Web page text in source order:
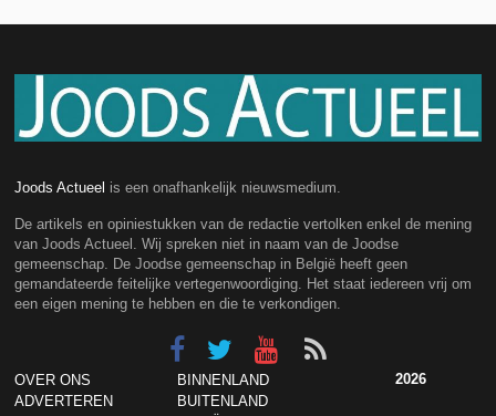
Joods Actueel is een onafhankelijk nieuwsmedium.
De artikels en opiniestukken van de redactie vertolken enkel de mening
van Joods Actueel. Wij spreken niet in naam van de Joodse
gemeenschap. De Joodse gemeenschap in België heeft geen
gemandateerde feitelijke vertegenwoordiging. Het staat iedereen vrij om
een eigen mening te hebben en die te verkondigen.
OVER ONS
ADVERTEREN
BINNENLAND
BUITENLAND
2026